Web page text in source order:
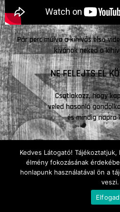
Pár perc múlva a kihívás első
kívánok neked a
NE FELEJTS EL
Csatlakozz, hogy
veled hasonló
és mindig napra
Kedves Látogató!
élmény fokozásának
honlapunk használatával ön a
veszi.